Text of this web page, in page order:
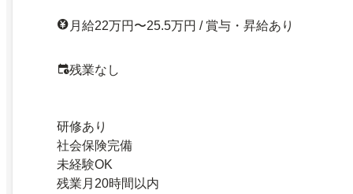
月給22万円〜25.5万円 / 賞与・昇給あり
残業なし
研修あり
社会保険完備
未経験OK
残業月20時間以内